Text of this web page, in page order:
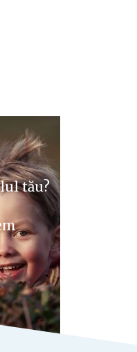
tău?